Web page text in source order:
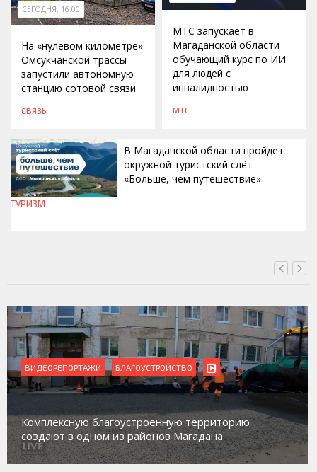
СЕГОДНЯ, 16:00
На «нулевом километре»
Омсукчанской трассы
запустили автономную
станцию сотовой связи
СВЯЗЬ
МТС запускает в
Магаданской области
обучающий курс по ИИ
для людей с
инвалидностью
МТС
В Магаданской области пройдет
окружной туристский слёт
«Больше, чем путешествие»
ТУРИЗМ
ВИДЕОРЕПОРТАЖИ
Магадан присоединился к пилотному проекту
работе с несовершеннолетними из групп
социального риска «Переправа»